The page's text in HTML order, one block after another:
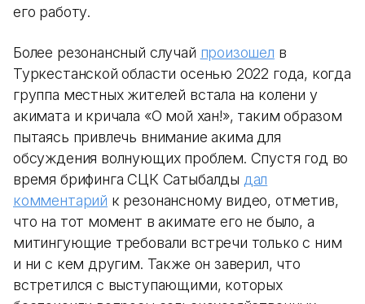
его работу.
Более резонансный случай произошел в
Туркестанской области осенью 2022 года, когда
группа местных жителей встала на колени у
акимата и кричала «О мой хан!», таким образом
пытаясь привлечь внимание акима для
обсуждения волнующих проблем. Спустя год во
время брифинга СЦК Сатыбалды дал
комментарий к резонансному видео, отметив,
что на тот момент в акимате его не было, а
митингующие требовали встречи только с ним
и ни с кем другим. Также он заверил, что
встретился с выступающими, которых